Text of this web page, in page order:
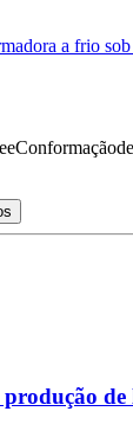
a frio